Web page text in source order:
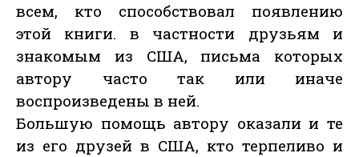
всем, кто способствовал появлению
этой книги. в частности друзьям и
знакомым из США, письма которых
автору часто так или иначе
воспроизведены в ней.
Большую помощь автору оказали и те
из его друзей в США, кто терпеливо и